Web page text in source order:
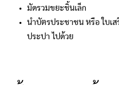
มัดรวมขยะชิ้นเล็ก
นำบัตรประชาชน หรือ ใบเ
ประปา ไปด้วย